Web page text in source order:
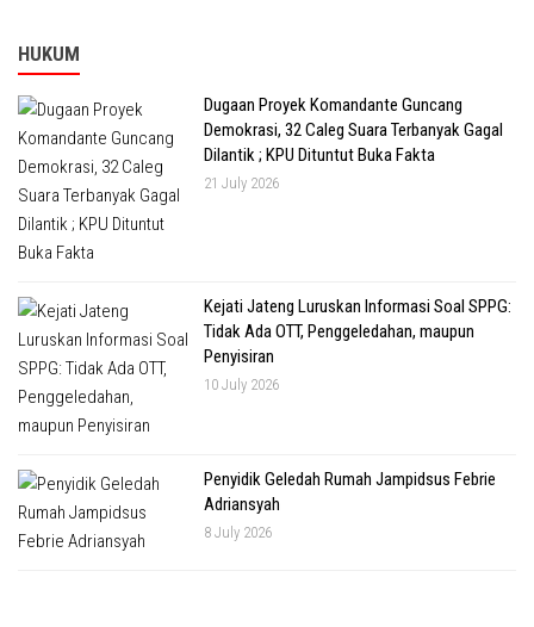
HUKUM
Dugaan Proyek Komandante Guncang
Demokrasi, 32 Caleg Suara Terbanyak Gagal
Dilantik ; KPU Dituntut Buka Fakta
21 July 2026
Kejati Jateng Luruskan Informasi Soal SPPG:
Tidak Ada OTT, Penggeledahan, maupun
Penyisiran
10 July 2026
Penyidik Geledah Rumah Jampidsus Febrie
Adriansyah
8 July 2026